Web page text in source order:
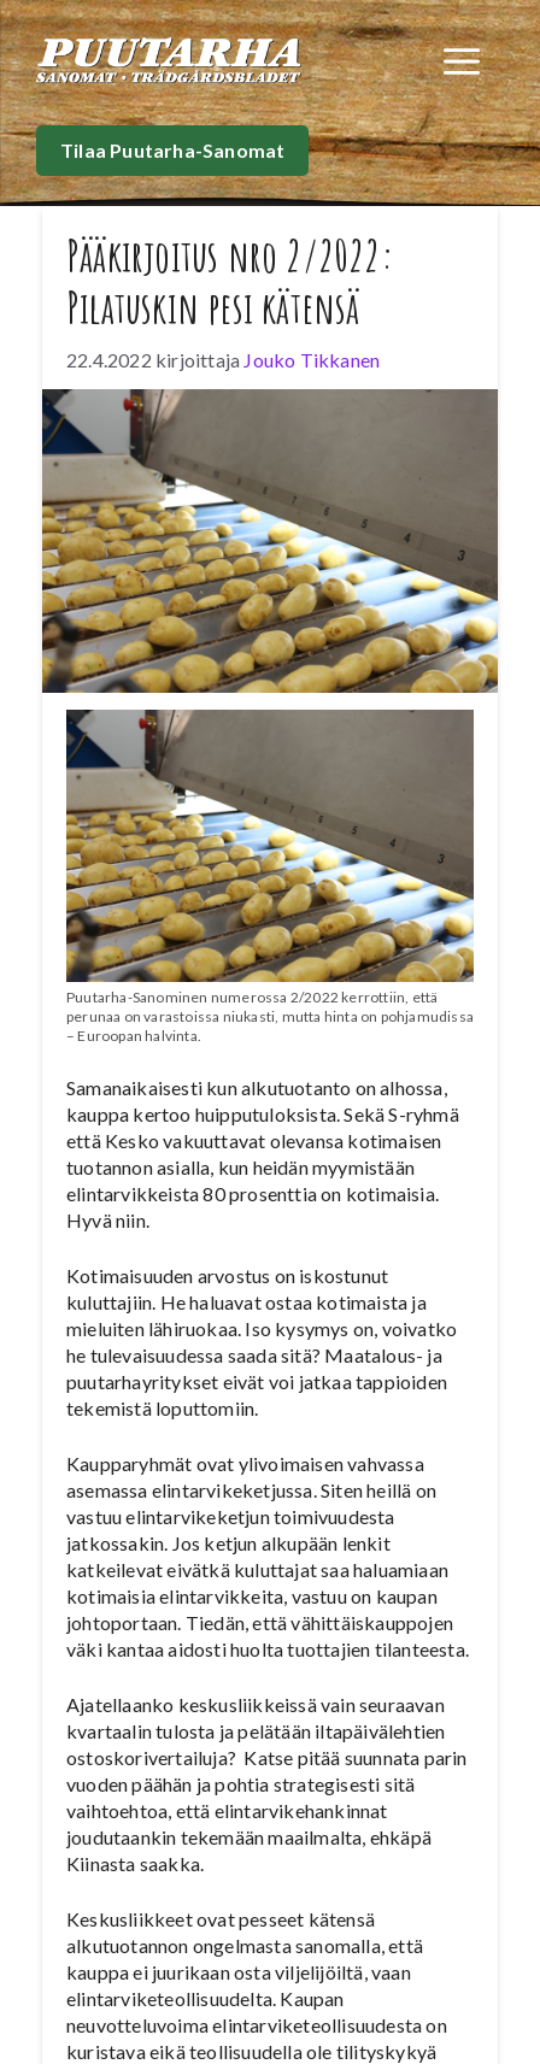
Siirry
sisältöön
Tilaa Puutarha-Sanomat
Pääkirjoitus nro 2/2022:
Pilatuskin pesi kätensä
22.4.2022 kirjoittaja Jouko Tikkanen
Kustannukset ovat maa- ja puutarhataloudessa
nousseet kymmeniä prosentteja –
moninkertaisesti yleistä inflaatiota enemmän.
Luonnonvarakeskuksen talousseuranta on jo
vuosien ajan osoittanut, että maa- ja
puutarhatalous on keskimäärin vahvasti
tappiollista. Kun päälle nyt vyöryy raju
kustannusten tsunami, niin tuotannon
jatkuminen Suomessa on vakavasti uhattuna,
kirjoitti päätoimittaja Jouko Tikkanen
Puutarha-Sanominen numerossa2/2022.
Puutarha-Sanominen numerossa 2/2022 kerrottiin, että
perunaa on varastoissa niukasti, mutta hinta on pohjamudissa
– Euroopan halvinta.
Samanaikaisesti kun alkutuotanto on alhossa,
kauppa kertoo huipputuloksista. Sekä S-ryhmä
että Kesko vakuuttavat olevansa kotimaisen
tuotannon asialla, kun heidän myymistään
elintarvikkeista 80 prosenttia on kotimaisia.
Hyvä niin.
Kotimaisuuden arvostus on iskostunut
kuluttajiin. He haluavat ostaa kotimaista ja
mieluiten lähiruokaa. Iso kysymys on, voivatko
he tulevaisuudessa saada sitä? Maatalous- ja
puutarhayritykset eivät voi jatkaa tappioiden
tekemistä loputtomiin.
Kaupparyhmät ovat ylivoimaisen vahvassa
asemassa elintarvikeketjussa. Siten heillä on
vastuu elintarvikeketjun toimivuudesta
jatkossakin. Jos ketjun alkupään lenkit
katkeilevat eivätkä kuluttajat saa haluamiaan
kotimaisia elintarvikkeita, vastuu on kaupan
johtoportaan. Tiedän, että vähittäiskauppojen
väki kantaa aidosti huolta tuottajien tilanteesta.
Ajatellaanko keskusliikkeissä vain seuraavan
kvartaalin tulosta ja pelätään iltapäivälehtien
ostoskorivertailuja? Katse pitää suunnata parin
vuoden päähän ja pohtia strategisesti sitä
vaihtoehtoa, että elintarvikehankinnat
joudutaankin tekemään maailmalta, ehkäpä
Kiinasta saakka.
Keskusliikkeet ovat pesseet kätensä
alkutuotannon ongelmasta sanomalla, että
kauppa ei juurikaan osta viljelijöiltä, vaan
elintarviketeollisuudelta. Kaupan
neuvotteluvoima elintarviketeollisuudesta on
kuristava eikä teollisuudella ole tilityskykyä